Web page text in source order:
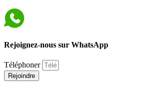
Rejoignez-nous sur WhatsApp
Téléphoner
Rejoindre